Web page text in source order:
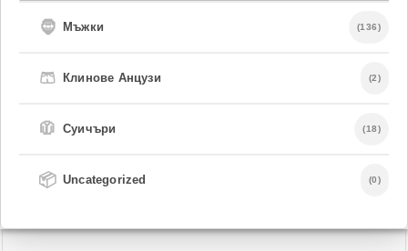
🧔 Мъжки (136)
🩳 Клинове Анцузи (2)
🧥 Суичъри (18)
📦 Uncategorized (0)